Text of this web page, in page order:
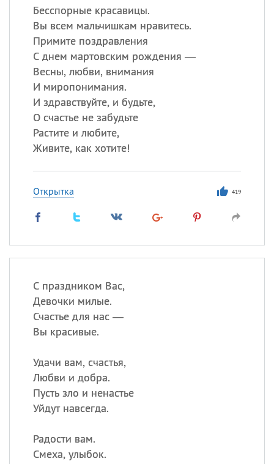
Бесспорные красавицы.
Вы всем мальчишкам нравитесь.
Примите поздравления
С днем мартовским рождения —
Весны, любви, внимания
И миропонимания.
И здравствуйте, и будьте,
О счастье не забудьте
Растите и любите,
Живите, как хотите!
Открытка 419
С праздником Вас,
Девочки милые.
Счастье для нас —
Вы красивые.
Удачи вам, счастья,
Любви и добра.
Пусть зло и ненастье
Уйдут навсегда.
Радости вам.
Смеха, улыбок.